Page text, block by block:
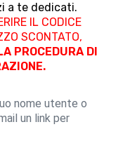
a te dedicati.
IL CODICE
SCONTATO,
PROCEDURA DI
nome utente o
un link per